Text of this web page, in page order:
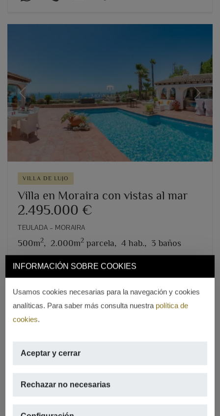
INFORMACIÓN SOBRE COOKIES
Usamos cookies necesarias para la navegación y cookies
analíticas. Para saber más consulta nuestra política de
cookies.
Aceptar y cerrar
Rechazar no necesarias
Previous Next
VILLA DE LUJO
Villa en Moraira con vistas al mar
2.495.000 €
TEULADA – MORAIRA
500m2, 2.000m2 parcela, 4 hab., 3 baños